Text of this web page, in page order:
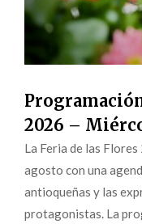
2026 –
La Feria de las
agosto con una
antioqueñas y las
protagonistas. La